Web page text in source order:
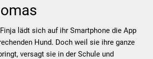
lädt sich auf ihr Smartphone die App
Hund. Doch weil sie ihre ganze
versagt sie in der Schule und